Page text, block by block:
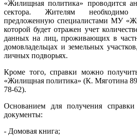
«Жилищная политика» проводится
сектора. Жителям необходимо
предложенную специалистами МУ
которой будет отражен учет
данных на лиц, проживающих в
домовладельцах и земельных
личных подворьях.
Кроме того, справки можно
«Жилищная политика» (К. Мяготина
78-62).
Основанием для получения
документы:
- Домовая книга;